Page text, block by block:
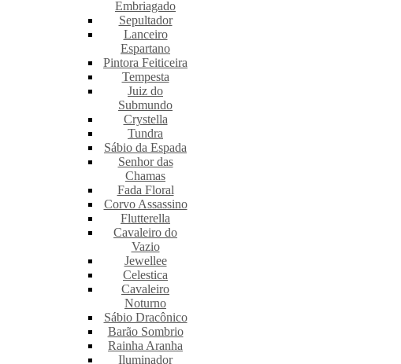
Embriagado
Sepultador
Lanceiro
Espartano
Pintora Feiticeira
Tempesta
Juiz do
Submundo
Crystella
Tundra
Sábio da Espada
Senhor das
Chamas
Fada Floral
Corvo Assassino
Flutterella
Cavaleiro do
Vazio
Jewellee
Celestica
Cavaleiro
Noturno
Sábio Dracônico
Barão Sombrio
Rainha Aranha
Iluminador